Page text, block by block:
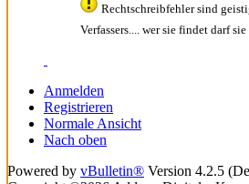
Rechtschreibfehler sind
Verfassers.... wer sie findet darf
Anmelden
Registrieren
Normale Ansicht
Nach oben
Powered by vBulletin® Version 4.2.5